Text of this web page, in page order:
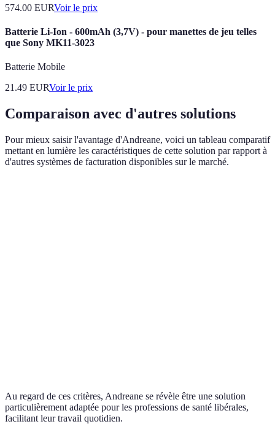
574.00 EURVoir le prix
Batterie Li-Ion - 600mAh (3,7V) - pour manettes de jeu telles
que Sony MK11-3023
Batterie Mobile
21.49 EURVoir le prix
Comparaison avec d'autres solutions
Pour mieux saisir l'avantage d'Andreane, voici un tableau comparatif
mettant en lumière les caractéristiques de cette solution par rapport à
d'autres systèmes de facturation disponibles sur le marché.
Au regard de ces critères, Andreane se révèle être une solution
particulièrement adaptée pour les professions de santé libérales,
facilitant leur travail quotidien.